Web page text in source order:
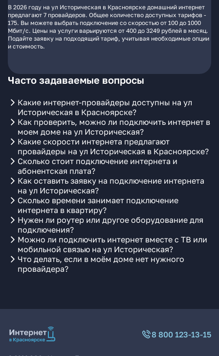
В 2026 году на ул Историческая в Красноярске домашний интернет
предлагают 7 провайдеров. Общее количество доступных тарифов -
175. Вы можете выбрать подключение со скоростью от 100 до 1000
Мбит/с. Цены на услуги варьируются от 400 до 3249 рублей в месяц.
Подайте заявку на подходящий тариф, учитывая необходимые опции
и стоимость.
Часто задаваемые вопросы
Какие интернет-провайдеры доступны на ул
Историческая в Красноярске?
Как проверить, можно ли подключить интернет в
моем доме на ул Историческая?
Какие скорости интернета предлагают
провайдеры на ул Историческая в Красноярске?
Сколько стоит подключение интернета и
абонентская плата?
Как оставить заявку на подключение интернета
на ул Историческая?
Сколько времени занимает подключение
интернета в квартиру?
Нужен ли роутер или другое оборудование для
подключения?
Можно ли подключить интернет вместе с ТВ или
мобильной связью на ул Историческая?
Что делать, если в моём доме нет нужного
провайдера?
8 800 123-13-15